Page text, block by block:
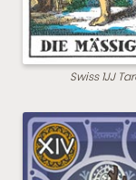
Swiss 1JJ